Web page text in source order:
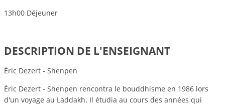
13h00 Déjeuner
DESCRIPTION DE L'ENSEIGNANT
Éric Dezert - Shenpen
Éric Dezert - Shenpen rencontra le bouddhisme en 1986 lors
d'un voyage au Laddakh. Il étudia au cours des années qui